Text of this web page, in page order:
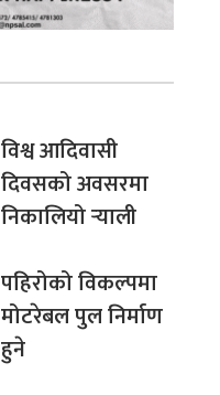
विश्व आदिवासी
दिवसको अवसरमा
निकालियो र्‍याली
पहिरोको विकल्पमा
मोटरेबल पुल निर्माण
हुने